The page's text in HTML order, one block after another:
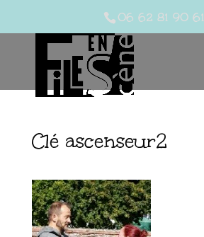
06 62 81 90 61
Clé ascenseur2